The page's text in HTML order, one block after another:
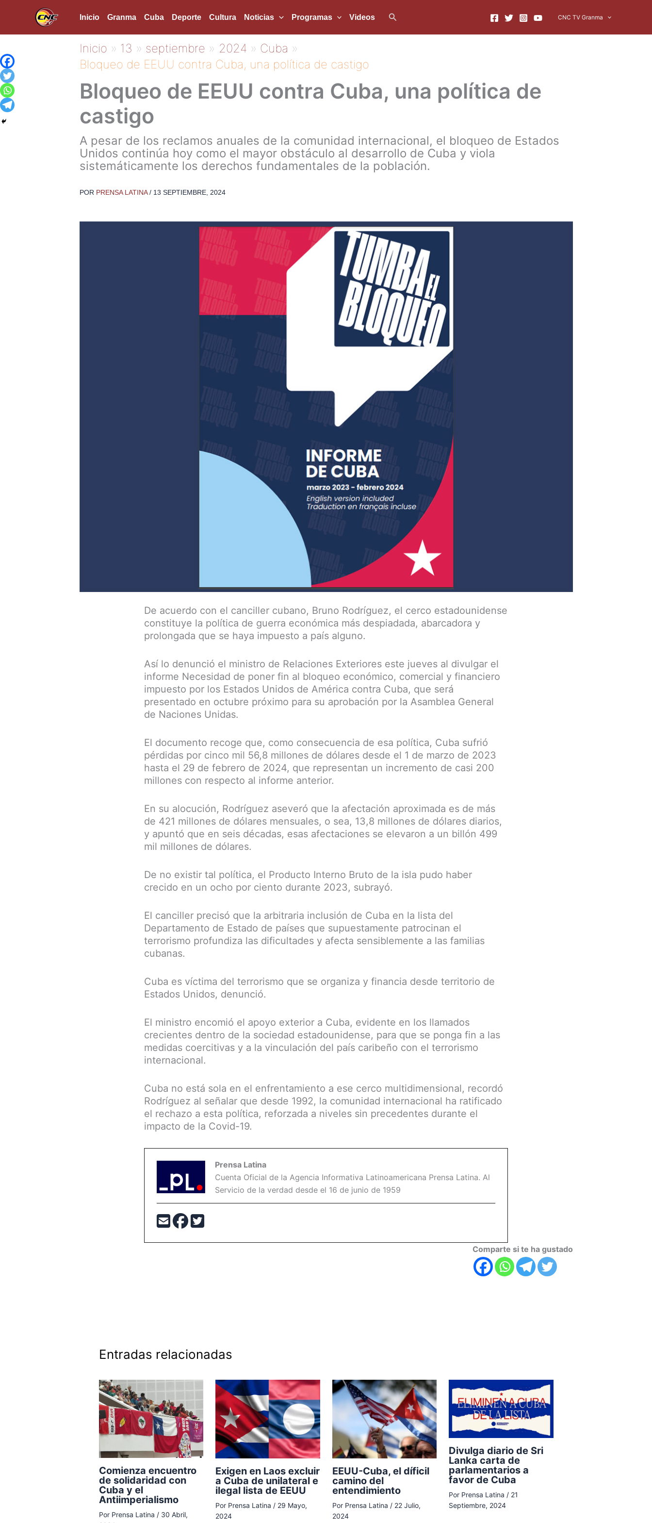
Inicio Granma Cuba Deporte Cultura Noticias Programas Videos Buscar CNC TV Granma
Inicio 13 septiembre 2024
Cuba
Bloqueo de EEUU contra Cuba, una política de castigo
Bloqueo de EEUU contra Cuba, una política de
castigo
A pesar de los reclamos anuales de la comunidad internacional, el bloqueo de Estados
Unidos continúa hoy como el mayor obstáculo al desarrollo de Cuba y viola
sistemáticamente los derechos fundamentales de la población.
POR PRENSA LATINA/ 13 SEPTIEMBRE, 2024
De acuerdo con el canciller cubano, Bruno Rodríguez, el cerco estadounidense
constituye la política de guerra económica más despiadada, abarcadora y
prolongada que se haya impuesto a país alguno.
Así lo denunció el ministro de Relaciones Exteriores este jueves al divulgar el
informe Necesidad de poner fin al bloqueo económico, comercial y financiero
impuesto por los Estados Unidos de América contra Cuba, que será
presentado en octubre próximo para su aprobación por la Asamblea General
de Naciones Unidas.
El documento recoge que, como consecuencia de esa política, Cuba sufrió
pérdidas por cinco mil 56,8 millones de dólares desde el 1 de marzo de 2023
hasta el 29 de febrero de 2024, que representan un incremento de casi 200
millones con respecto al informe anterior.
En su alocución, Rodríguez aseveró que la afectación aproximada es de más
de 421 millones de dólares mensuales, o sea, 13,8 millones de dólares diarios,
y apuntó que en seis décadas, esas afectaciones se elevaron a un billón 499
mil millones de dólares.
De no existir tal política, el Producto Interno Bruto de la isla pudo haber
crecido en un ocho por ciento durante 2023, subrayó.
El canciller precisó que la arbitraria inclusión de Cuba en la lista del
Departamento de Estado de países que supuestamente patrocinan el
terrorismo profundiza las dificultades y afecta sensiblemente a las familias
cubanas.
Cuba es víctima del terrorismo que se organiza y financia desde territorio de
Estados Unidos, denunció.
El ministro encomió el apoyo exterior a Cuba, evidente en los llamados
crecientes dentro de la sociedad estadounidense, para que se ponga fin a las
medidas coercitivas y a la vinculación del país caribeño con el terrorismo
internacional.
Cuba no está sola en el enfrentamiento a ese cerco multidimensional, recordó
Rodríguez al señalar que desde 1992, la comunidad internacional ha ratificado
el rechazo a esta política, reforzada a niveles sin precedentes durante el
impacto de la Covid-19.
Prensa Latina
Cuenta Oficial de la Agencia Informativa Latinoamericana Prensa Latina. Al
Servicio de la verdad desde el 16 de junio de 1959
Comparte si te ha gustado
Entradas relacionadas
Comienza encuentro
de solidaridad con
Cuba y el
Antiimperialismo
Por Prensa Latina / 30 Abril,
Exigen en Laos excluir
a Cuba de unilateral e
ilegal lista de EEUU
Por Prensa Latina / 29 Mayo,
2024
EEUU-Cuba, el díficil
camino del
entendimiento
Por Prensa Latina / 22 Julio,
2024
Divulga diario de Sri
Lanka carta de
parlamentarios a
favor de Cuba
Por Prensa Latina / 21
Septiembre, 2024